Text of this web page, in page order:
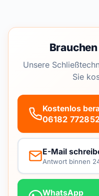
Unsere
Sie
Kostenlos
06182
E-Mail
Antwort binnen
WhatsApp